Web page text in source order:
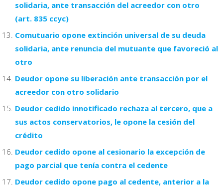
solidaria, ante transacción del acreedor con otro
(art. 835 ccyc)
Comutuario opone extinción universal de su deuda
solidaria, ante renuncia del mutuante que favoreció al
otro
Deudor opone su liberación ante transacción por el
acreedor con otro solidario
Deudor cedido innotificado rechaza al tercero, que a
sus actos conservatorios, le opone la cesión del
crédito
Deudor cedido opone al cesionario la excepción de
pago parcial que tenía contra el cedente
Deudor cedido opone pago al cedente, anterior a la